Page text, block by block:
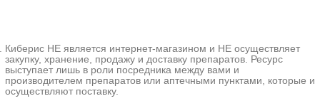
Больные громко и беспричинно
смеются, кривляются, катаются по
полу, нелепо шутят, некритичны к
собственному поведению.
Киберис НЕ является интернет-магазином и НЕ осуществляет
закупку, хранение, продажу и доставку препаратов. Ресурс
выступает лишь в роли посредника между вами и
производителем препаратов или аптечными пунктами, которые и
осуществляют поставку.